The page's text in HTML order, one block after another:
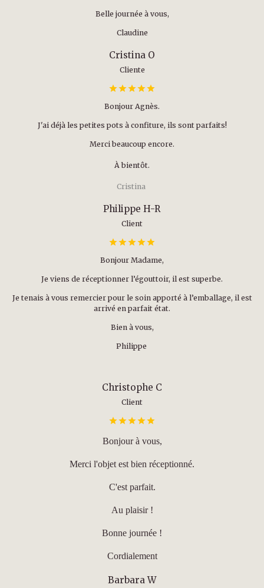
Belle journée à vous,
Claudine
Cristina O
Cliente
Bonjour Agnès.
J'ai déjà les petites pots à confiture, ils sont parfaits!
Merci beaucoup encore.
À bientôt.
Cristina
Philippe H-R
Client
Bonjour Madame,
Je viens de réceptionner l’égouttoir, il est superbe.
Je tenais à vous remercier pour le soin apporté à l’emballage, il est
arrivé en parfait état.
Bien à vous,
Philippe
Christophe C
Client
Bonjour à vous,
Merci l'objet est bien réceptionné.
C'est parfait.
Au plaisir !
Bonne journée !
Cordialement
Barbara W